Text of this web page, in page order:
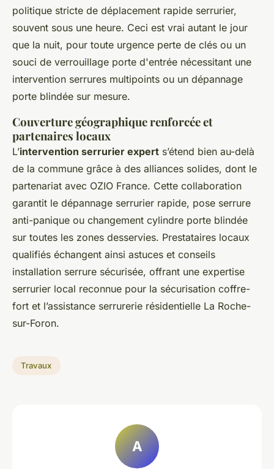
politique stricte de déplacement rapide serrurier,
souvent sous une heure. Ceci est vrai autant le jour
que la nuit, pour toute urgence perte de clés ou un
souci de verrouillage porte d'entrée nécessitant une
intervention serrures multipoints ou un dépannage
porte blindée sur mesure.
Couverture géographique renforcée et
partenaires locaux
L’intervention serrurier expert s’étend bien au-delà
de la commune grâce à des alliances solides, dont le
partenariat avec OZIO France. Cette collaboration
garantit le dépannage serrurier rapide, pose serrure
anti-panique ou changement cylindre porte blindée
sur toutes les zones desservies. Prestataires locaux
qualifiés échangent ainsi astuces et conseils
installation serrure sécurisée, offrant une expertise
serrurier local reconnue pour la sécurisation coffre-
fort et l’assistance serrurerie résidentielle La Roche-
sur-Foron.
Travaux
A